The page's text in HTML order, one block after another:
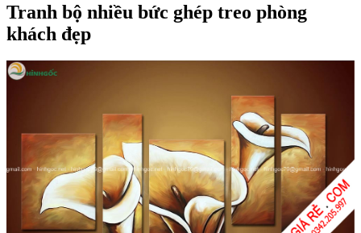
Tranh bộ nhiều bức ghép treo phòng
khách đẹp